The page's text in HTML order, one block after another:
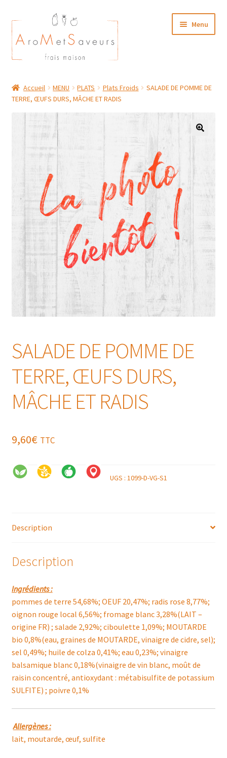
Aller
à
la
navigation
Aller
au
contenu
Menu
Plat du Jour/ Menu Week end
NOS BOUTIQUES
MON COMPTE
Accueil MENU PLATS Plats Froids
SALADE DE POMME DE
TERRE, ŒUFS DURS, MÂCHE ET RADIS
SALADE DE POMME DE
TERRE, ŒUFS DURS,
MÂCHE ET RADIS
9,60€ TTC
UGS : 1099-D-VG-S1
Description
Description
Ingrédients :
pommes de terre 54,68%; OEUF 20,47%; radis rose 8,77%;
oignon rouge local 6,56%; fromage blanc 3,28%(LAIT –
origine FR) ; salade 2,92%; ciboulette 1,09%; MOUTARDE
bio 0,8%(eau, graines de MOUTARDE, vinaigre de cidre, sel);
sel 0,49%; huile de colza 0,41%; eau 0,23%; vinaigre
balsamique blanc 0,18%(vinaigre de vin blanc, moût de
raisin concentré, antioxydant : métabisulfite de potassium
SULFITE) ; poivre 0,1%
Allergènes :
lait, moutarde, œuf, sulfite